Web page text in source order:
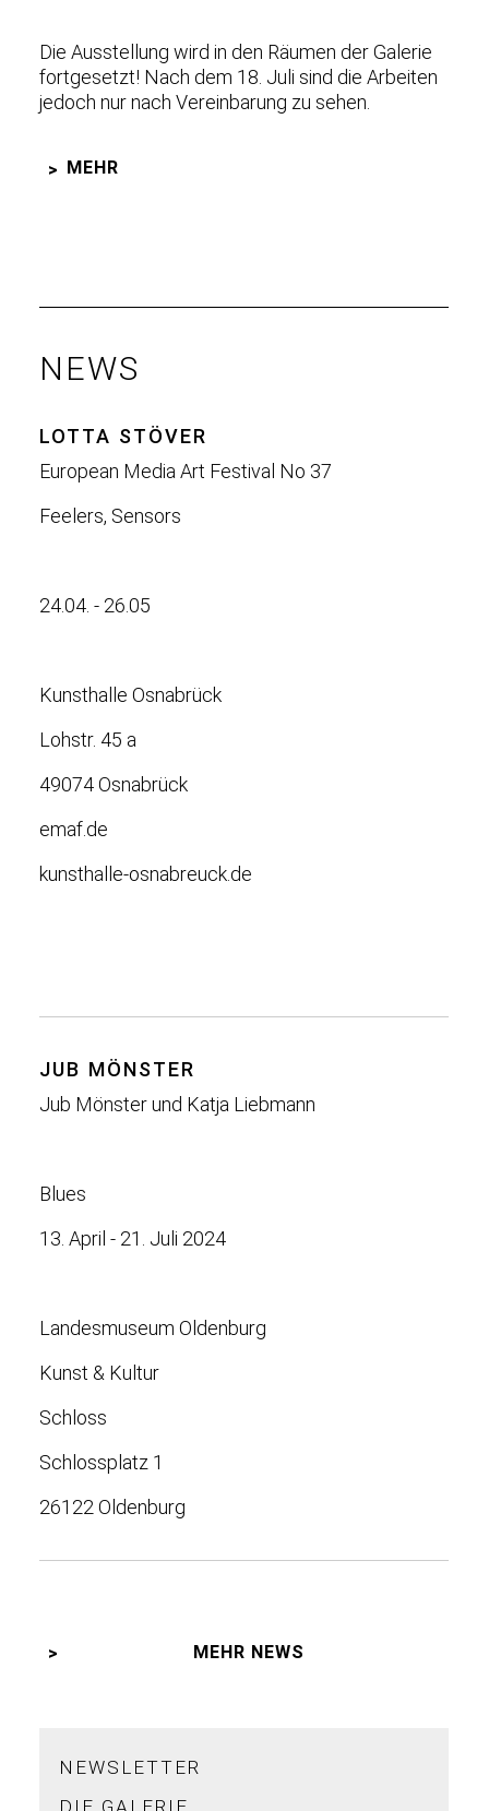
Die Ausstellung wird in den Räumen der Galerie
fortgesetzt! Nach dem 18. Juli sind die Arbeiten
jedoch nur nach Vereinbarung zu sehen.
MEHR
NEWS
LOTTA STÖVER
European Media Art Festival No 37
Feelers, Sensors
24.04. - 26.05
Kunsthalle Osnabrück
Lohstr. 45 a
49074 Osnabrück
emaf.de
kunsthalle-osnabreuck.de
JUB MÖNSTER
Jub Mönster und Katja Liebmann
Blues
13. April - 21. Juli 2024
Landesmuseum Oldenburg
Kunst & Kultur
Schloss
Schlossplatz 1
26122 Oldenburg
MEHR NEWS
NEWSLETTER